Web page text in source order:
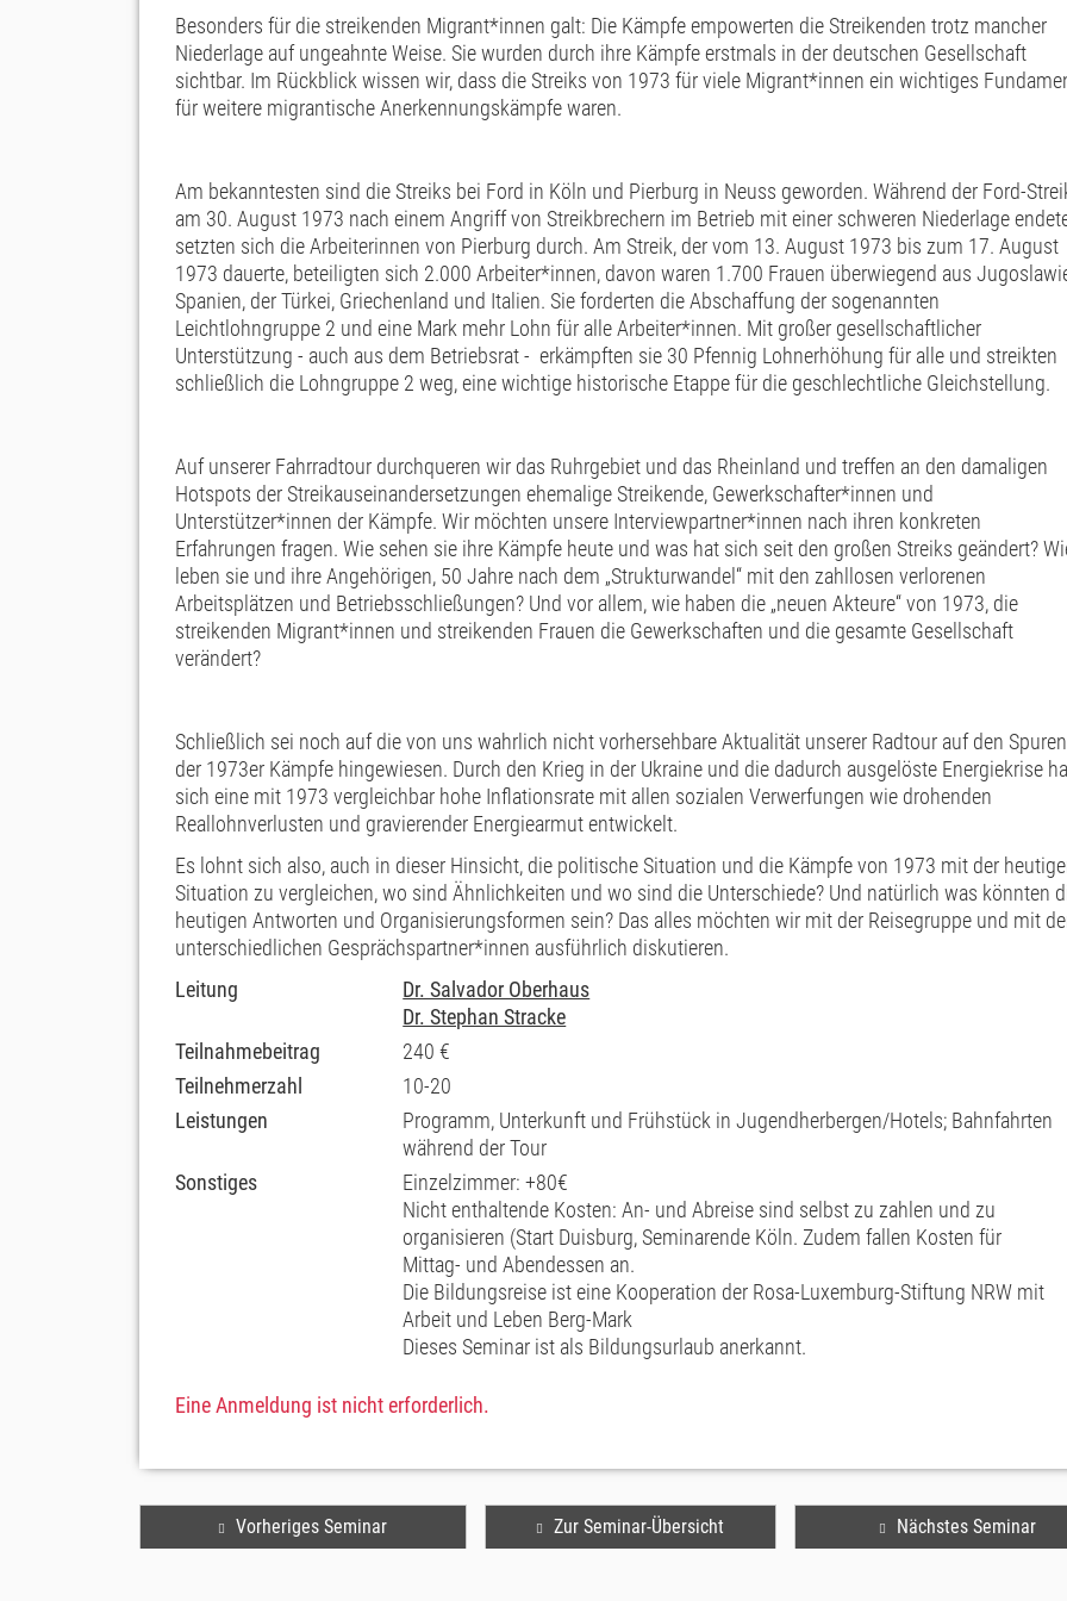
Besonders für die streikenden Migrant*innen galt: Die Kämpfe empowerten die Streikenden trotz mancher
Niederlage auf ungeahnte Weise. Sie wurden durch ihre Kämpfe erstmals in der deutschen Gesellschaft
sichtbar. Im Rückblick wissen wir, dass die Streiks von 1973 für viele Migrant*innen ein wichtiges
für weitere migrantische Anerkennungskämpfe waren.
Am bekanntesten sind die Streiks bei Ford in Köln und Pierburg in Neuss geworden. Während der Ford-
am 30. August 1973 nach einem Angriff von Streikbrechern im Betrieb mit einer schweren Niederlage
setzten sich die Arbeiterinnen von Pierburg durch. Am Streik, der vom 13. August 1973 bis zum 17. August
1973 dauerte, beteiligten sich 2.000 Arbeiter*innen, davon waren 1.700 Frauen überwiegend aus
Spanien, der Türkei, Griechenland und Italien. Sie forderten die Abschaffung der sogenannten
Leichtlohngruppe 2 und eine Mark mehr Lohn für alle Arbeiter*innen. Mit großer gesellschaftlicher
Unterstützung - auch aus dem Betriebsrat - erkämpften sie 30 Pfennig Lohnerhöhung für alle und streikten
schließlich die Lohngruppe 2 weg, eine wichtige historische Etappe für die geschlechtliche Gleichstellung.
Auf unserer Fahrradtour durchqueren wir das Ruhrgebiet und das Rheinland und treffen an den damaligen
Hotspots der Streikauseinandersetzungen ehemalige Streikende, Gewerkschafter*innen und
Unterstützer*innen der Kämpfe. Wir möchten unsere Interviewpartner*innen nach ihren konkreten
Erfahrungen fragen. Wie sehen sie ihre Kämpfe heute und was hat sich seit den großen Streiks geändert?
leben sie und ihre Angehörigen, 50 Jahre nach dem „Strukturwandel“ mit den zahllosen verlorenen
Arbeitsplätzen und Betriebsschließungen? Und vor allem, wie haben die „neuen Akteure“ von 1973, die
streikenden Migrant*innen und streikenden Frauen die Gewerkschaften und die gesamte Gesellschaft
verändert?
Schließlich sei noch auf die von uns wahrlich nicht vorhersehbare Aktualität unserer Radtour auf den Spuren
der 1973er Kämpfe hingewiesen. Durch den Krieg in der Ukraine und die dadurch ausgelöste Energiekrise
sich eine mit 1973 vergleichbar hohe Inflationsrate mit allen sozialen Verwerfungen wie drohenden
Reallohnverlusten und gravierender Energiearmut entwickelt.
Es lohnt sich also, auch in dieser Hinsicht, die politische Situation und die Kämpfe von 1973 mit der
Situation zu vergleichen, wo sind Ähnlichkeiten und wo sind die Unterschiede? Und natürlich was könnten
heutigen Antworten und Organisierungsformen sein? Das alles möchten wir mit der Reisegruppe und mit
unterschiedlichen Gesprächspartner*innen ausführlich diskutieren.
Leitung
Dr. Salvador Oberhaus
Dr. Stephan Stracke
Teilnahmebeitrag
240 €
Teilnehmerzahl
10-20
Leistungen
Programm, Unterkunft und Frühstück in Jugendherbergen/Hotels; Bahnfahrten
während der Tour
Sonstiges
Einzelzimmer: +80€
Nicht enthaltende Kosten: An- und Abreise sind selbst zu zahlen und zu
organisieren (Start Duisburg, Seminarende Köln. Zudem fallen Kosten für
Mittag- und Abendessen an.
Die Bildungsreise ist eine Kooperation der Rosa-Luxemburg-Stiftung NRW mit
Arbeit und Leben Berg-Mark
Dieses Seminar ist als Bildungsurlaub anerkannt.
Eine Anmeldung ist nicht erforderlich.
Vorheriges Seminar Zur Seminar-Übersicht Nächstes Seminar